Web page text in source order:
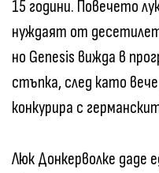
15 години. Повечето
нуждаят от
но Genesis вижда в
стъпка, след като
конкурира с
Люк Донкерволке даде